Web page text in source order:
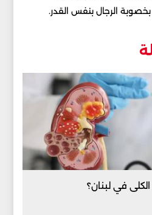
بخصوبة الرجال بنفس القدر.
في لبنان؟